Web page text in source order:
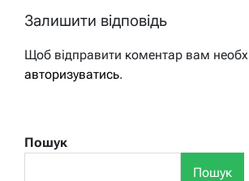
Залишити відповідь
Щоб відправити коментар вам
авторизуватись.
Пошук
Пошук